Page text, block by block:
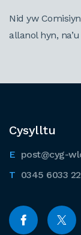
Nid yw
allanol hyn,
Cysylltu
post@cyg-
0345 6033